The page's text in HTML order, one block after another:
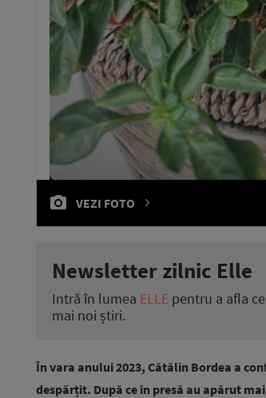
VEZI FOTO
Newsletter zilnic Elle
Intră în lumea ELLE pentru a afla
mai noi știri.
În vara anului 2023, Cătălin Bordea a
despărțit. După ce în presă au apărut